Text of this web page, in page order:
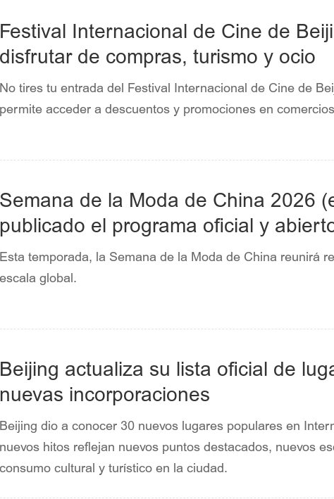
Festival Internacional de Cine de
disfrutar de compras, turismo y ocio
No tires tu entrada del Festival Internacional de Cine de
permite acceder a descuentos y promociones en
Semana de la Moda de China 2026
publicado el programa oficial y
de entradas
Esta temporada, la Semana de la Moda de China reunirá
escala global.
Beijing actualiza su lista oficial de
nuevas incorporaciones
Beijing dio a conocer 30 nuevos lugares populares en
nuevos hitos reflejan nuevos puntos destacados, nuevos
consumo cultural y turístico en la ciudad.